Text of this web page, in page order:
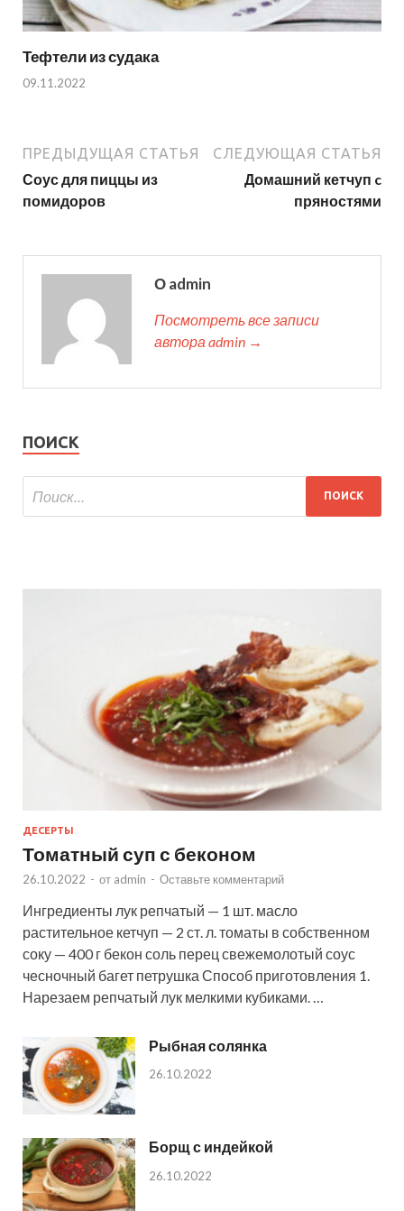
Тефтели из судака
09.11.2022
ПРЕДЫДУЩАЯ СТАТЬЯ
Соус для пиццы из
помидоров
СЛЕДУЮЩАЯ СТАТЬЯ
Домашний кетчуп c
пряностями
О admin
Посмотреть все записи
автора admin →
ПОИСК
ДЕСЕРТЫ
Томатный суп с беконом
26.10.2022 - от admin - Оставьте комментарий
Ингредиенты лук репчатый — 1 шт. масло
растительное кетчуп — 2 ст. л. томаты в собственном
соку — 400 г бекон соль перец свежемолотый соус
чесночный багет петрушка Способ приготовления 1.
Нарезаем репчатый лук мелкими кубиками. …
Рыбная солянка
26.10.2022
Борщ с индейкой
26.10.2022